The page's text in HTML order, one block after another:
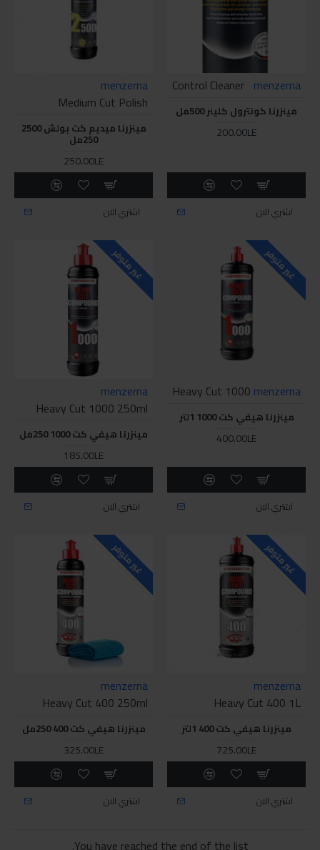
menzerna
Control Cleaner
مينزرنا كونترول كلينر 500مل
200.00LE
اشتري الان
menzerna
Medium Cut Polish
مينزرنا ميديم كت بولش 2500
250مل
250.00LE
اشتري الان
غير متوفر
menzerna
Heavy Cut 1000
مينزرنا هيفي كت 1000 1لتر
400.00LE
اشتري الان
غير متوفر
menzerna
Heavy Cut 1000 250ml
مينزرنا هيفي كت 1000 250مل
185.00LE
اشتري الان
غير متوفر
menzerna
Heavy Cut 400 1L
مينزرنا هيفي كت 400 1لتر
725.00LE
اشتري الان
غير متوفر
menzerna
Heavy Cut 400 250ml
مينزرنا هيفي كت 400 250مل
325.00LE
اشتري الان
You have reached the end of the list.